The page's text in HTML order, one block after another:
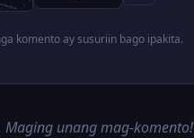
komento ay susuriin bago ipakita.
Maging unang mag-komento!